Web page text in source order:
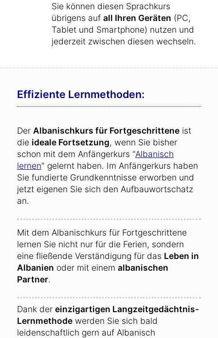
Sie können diesen Sprachkurs
übrigens auf all Ihren Geräten (PC,
Tablet und Smartphone) nutzen und
jederzeit zwischen diesen wechseln.
Effiziente Lernmethoden:
Der Albanischkurs für Fortgeschrittene ist
die ideale Fortsetzung, wenn Sie bisher
schon mit dem Anfängerkurs "Albanisch
lernen" gelernt haben. Im Anfängerkurs haben
Sie fundierte Grundkenntnisse erworben und
jetzt eigenen Sie sich den Aufbauwortschatz
an.
Mit dem Albanischkurs für Fortgeschrittene
lernen Sie nicht nur für die Ferien, sondern
eine fließende Verständigung für das Leben in
Albanien oder mit einem albanischen
Partner.
Dank der einzigartigen Langzeitgedächtnis-
Lernmethode werden Sie sich bald
leidenschaftlich gern auf Albanisch